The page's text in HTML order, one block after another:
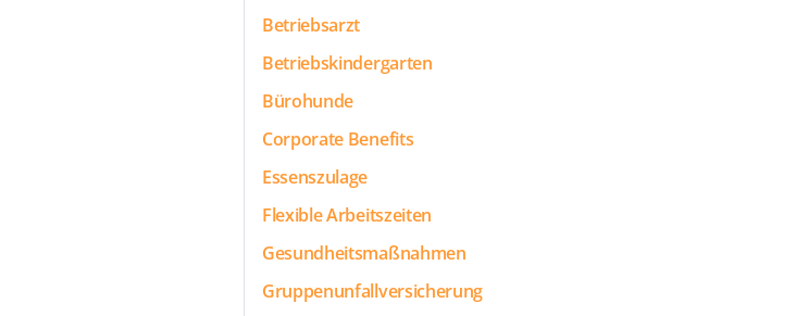
Betriebsarzt
Betriebskindergarten
Bürohunde
Corporate Benefits
Essenszulage
Flexible Arbeitszeiten
Gesundheitsmaßnahmen
Gruppenunfallversicherung